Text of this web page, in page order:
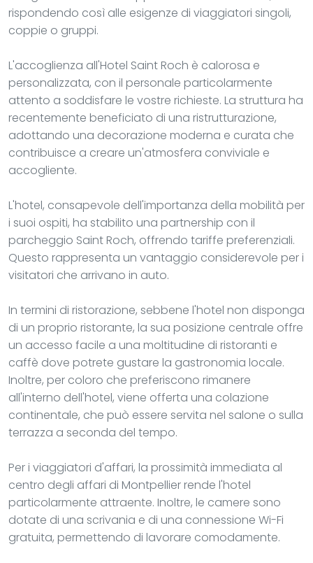
rispondendo così alle esigenze di viaggiatori singoli,
coppie o gruppi.
L'accoglienza all'Hotel Saint Roch è calorosa e
personalizzata, con il personale particolarmente
attento a soddisfare le vostre richieste. La struttura ha
recentemente beneficiato di una ristrutturazione,
adottando una decorazione moderna e curata che
contribuisce a creare un'atmosfera conviviale e
accogliente.
L'hotel, consapevole dell'importanza della mobilità per
i suoi ospiti, ha stabilito una partnership con il
parcheggio Saint Roch, offrendo tariffe preferenziali.
Questo rappresenta un vantaggio considerevole per i
visitatori che arrivano in auto.
In termini di ristorazione, sebbene l'hotel non disponga
di un proprio ristorante, la sua posizione centrale offre
un accesso facile a una moltitudine di ristoranti e
caffè dove potrete gustare la gastronomia locale.
Inoltre, per coloro che preferiscono rimanere
all'interno dell'hotel, viene offerta una colazione
continentale, che può essere servita nel salone o sulla
terrazza a seconda del tempo.
Per i viaggiatori d'affari, la prossimità immediata al
centro degli affari di Montpellier rende l'hotel
particolarmente attraente. Inoltre, le camere sono
dotate di una scrivania e di una connessione Wi-Fi
gratuita, permettendo di lavorare comodamente.